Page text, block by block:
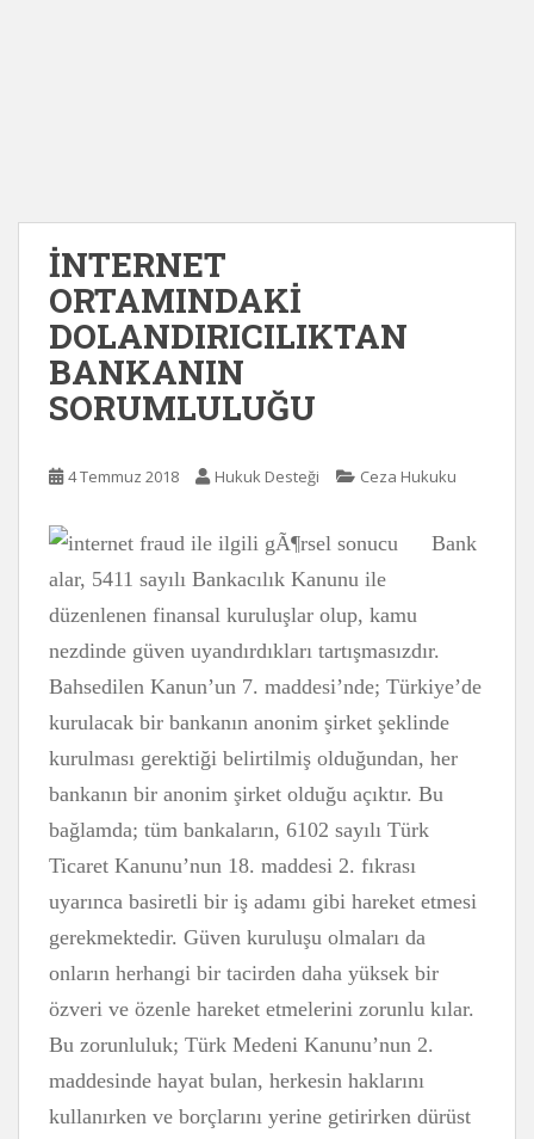
İNTERNET
ORTAMINDAKİ
DOLANDIRICILIKTAN
BANKANIN
SORUMLULUĞU
4 Temmuz 2018 Hukuk Desteği Ceza Hukuku
Bank
alar, 5411 sayılı Bankacılık Kanunu ile
düzenlenen finansal kuruluşlar olup, kamu
nezdinde güven uyandırdıkları tartışmasızdır.
Bahsedilen Kanun’un 7. maddesi’nde; Türkiye’de
kurulacak bir bankanın anonim şirket şeklinde
kurulması gerektiği belirtilmiş olduğundan, her
bankanın bir anonim şirket olduğu açıktır. Bu
bağlamda; tüm bankaların, 6102 sayılı Türk
Ticaret Kanunu’nun 18. maddesi 2. fıkrası
uyarınca basiretli bir iş adamı gibi hareket etmesi
gerekmektedir. Güven kuruluşu olmaları da
onların herhangi bir tacirden daha yüksek bir
özveri ve özenle hareket etmelerini zorunlu kılar.
Bu zorunluluk; Türk Medeni Kanunu’nun 2.
maddesinde hayat bulan, herkesin haklarını
kullanırken ve borçlarını yerine getirirken dürüst